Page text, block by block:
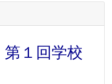
１回学校